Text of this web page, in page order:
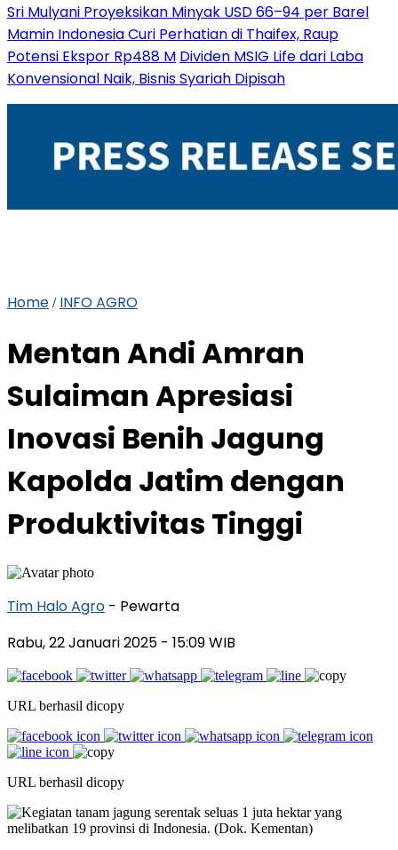
Sri Mulyani Proyeksikan Minyak USD 66–94 per Barel
Mamin Indonesia Curi Perhatian di Thaifex, Raup
Potensi Ekspor Rp488 M Dividen MSIG Life dari Laba
Konvensional Naik, Bisnis Syariah Dipisah
Home / INFO AGRO
Mentan Andi Amran
Sulaiman Apresiasi
Inovasi Benih Jagung
Kapolda Jatim dengan
Produktivitas Tinggi
Tim Halo Agro - Pewarta
Rabu, 22 Januari 2025 - 15:09 WIB
URL berhasil dicopy
URL berhasil dicopy